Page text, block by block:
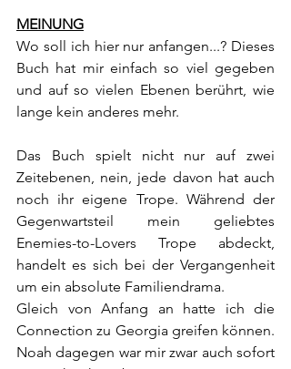
MEINUNG
Wo soll ich hier nur anfangen...? Dieses
Buch hat mir einfach so viel gegeben
und auf so vielen Ebenen berührt, wie
lange kein anderes mehr.
Das Buch spielt nicht nur auf zwei
Zeitebenen, nein, jede davon hat auch
noch ihr eigene Trope. Während der
Gegenwartsteil mein geliebtes
Enemies-to-Lovers Trope abdeckt,
handelt es sich bei der Vergangenheit
um ein absolute Familiendrama.
Gleich von Anfang an hatte ich die
Connection zu Georgia greifen können.
Noah dagegen war mir zwar auch sofort